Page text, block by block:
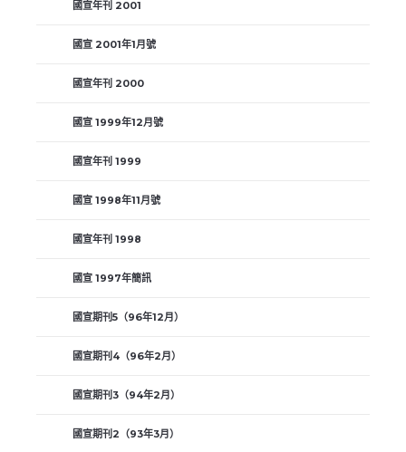
國宣年刊 2001
國宣 2001年1月號
國宣年刊 2000
國宣 1999年12月號
國宣年刊 1999
國宣 1998年11月號
國宣年刊 1998
國宣 1997年簡訊
國宣期刊5（96年12月）
國宣期刊4（96年2月）
國宣期刊3（94年2月）
國宣期刊2（93年3月）